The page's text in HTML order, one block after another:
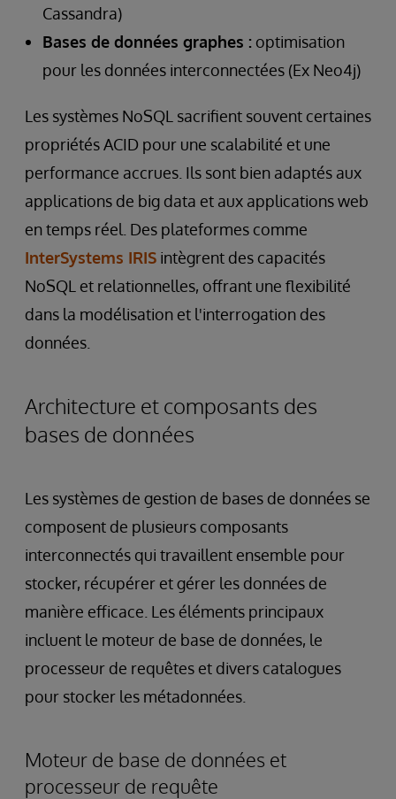
Cassandra)
Bases de données graphes : optimisation
pour les données interconnectées (Ex Neo4j)
Les systèmes NoSQL sacrifient souvent certaines
propriétés ACID pour une scalabilité et une
performance accrues. Ils sont bien adaptés aux
applications de big data et aux applications web
en temps réel. Des plateformes comme
InterSystems IRIS intègrent des capacités
NoSQL et relationnelles, offrant une flexibilité
dans la modélisation et l'interrogation des
données.
Architecture et composants des
bases de données
Les systèmes de gestion de bases de données se
composent de plusieurs composants
interconnectés qui travaillent ensemble pour
stocker, récupérer et gérer les données de
manière efficace. Les éléments principaux
incluent le moteur de base de données, le
processeur de requêtes et divers catalogues
pour stocker les métadonnées.
Moteur de base de données et
processeur de requête